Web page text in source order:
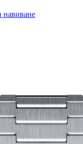
навиване